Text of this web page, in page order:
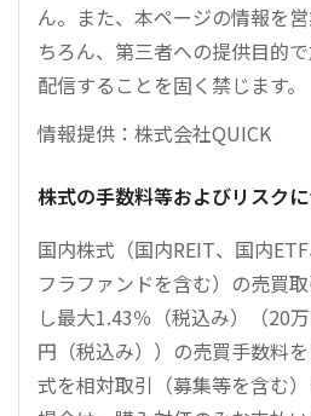
ん。また、本ページの情報を
ちろん、第三者への提供目的
配信することを固く禁じます。
情報提供：株式会社QUICK
株式の手数料等およびリスク
国内株式（国内REIT、国内
フラファンドを含む）の売買
し最大1.43％（税込み）（20
円（税込み））の売買手数料
式を相対取引（募集等を含む